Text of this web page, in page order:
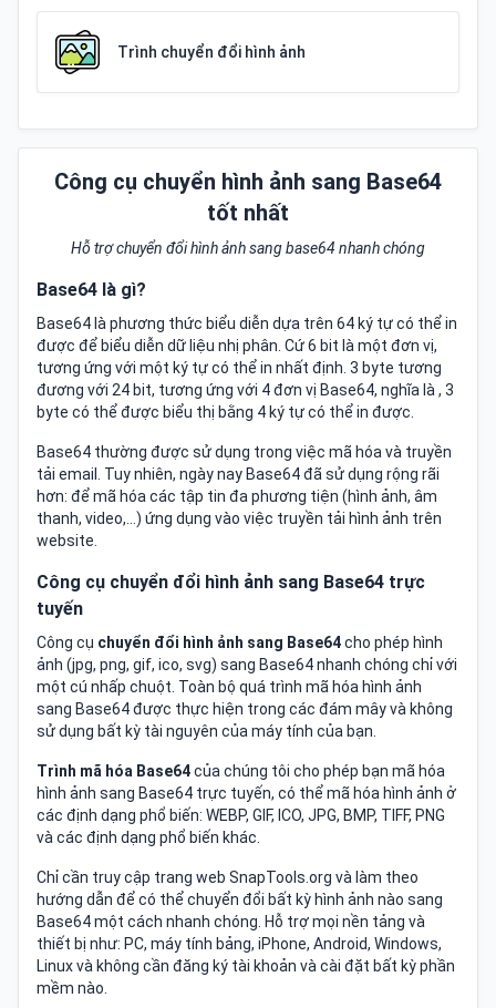
Trình chuyển đổi hình ảnh
Công cụ chuyển hình ảnh sang Base64
tốt nhất
Hỗ trợ chuyển đổi hình ảnh sang base64 nhanh chóng
Base64 là gì?
Base64 là phương thức biểu diễn dựa trên 64 ký tự có thể in
được để biểu diễn dữ liệu nhị phân. Cứ 6 bit là một đơn vị,
tương ứng với một ký tự có thể in nhất định. 3 byte tương
đương với 24 bit, tương ứng với 4 đơn vị Base64, nghĩa là , 3
byte có thể được biểu thị bằng 4 ký tự có thể in được.
Base64 thường được sử dụng trong việc mã hóa và truyền
tải email. Tuy nhiên, ngày nay Base64 đã sử dụng rộng rãi
hơn: để mã hóa các tập tin đa phương tiện (hình ảnh, âm
thanh, video,…) ứng dụng vào việc truyền tải hình ảnh trên
website.
Công cụ chuyển đổi hình ảnh sang Base64 trực
tuyến
Công cụ chuyển đổi hình ảnh sang Base64cho phép hình
ảnh (jpg, png, gif, ico, svg) sang Base64 nhanh chóng chỉ với
một cú nhấp chuột. Toàn bộ quá trình mã hóa hình ảnh
sang Base64 được thực hiện trong các đám mây và không
sử dụng bất kỳ tài nguyên của máy tính của bạn.
Trình mã hóa Base64của chúng tôi cho phép bạn mã hóa
hình ảnh sang Base64 trực tuyến, có thể mã hóa hình ảnh ở
các định dạng phổ biến: WEBP, GIF, ICO, JPG, BMP, TIFF, PNG
và các định dạng phổ biến khác.
Chỉ cần truy cập trang web SnapTools.org và làm theo
hướng dẫn để có thể chuyển đổi bất kỳ hình ảnh nào sang
Base64 một cách nhanh chóng. Hỗ trợ mọi nền tảng và
thiết bị như: PC, máy tính bảng, iPhone, Android, Windows,
Linux và không cần đăng ký tài khoản và cài đặt bất kỳ phần
mềm nào.